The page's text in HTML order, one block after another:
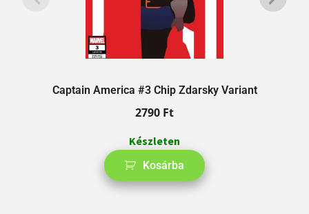
Captain America #3 Chip Zdarsky Variant
2790 Ft
Készleten
Kosárba